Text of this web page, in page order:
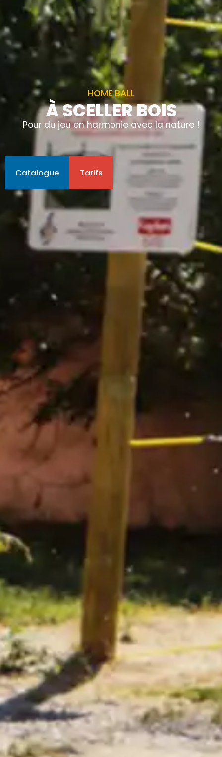
HOME BALL
À SCELLER BOIS
Pour du jeu en harmonie avec la nature !
Catalogue Tarifs